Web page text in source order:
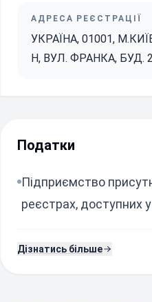
АДРЕСА РЕЄСТРАЦІЇ
УКРАЇНА, 01001,
Н, ВУЛ. ФРАНКА, БУД.
Податки
Підприємство
реєстрах, доступних у
Дізнатись більше